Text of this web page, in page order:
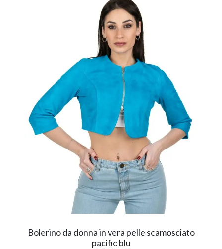
Bolerino da donna in vera pelle scamosciato
pacific blu